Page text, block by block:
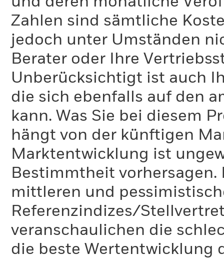
Zahlen sind sämtliche
jedoch unter Umständen
Berater oder Ihre
Unberücksichtigt ist auch
die sich ebenfalls auf den
kann. Was Sie bei diesem
hängt von der künftigen
Marktentwicklung ist
Bestimmtheit
mittleren und
Referenzindizes/
veranschaulichen die
die beste Wertentwicklung